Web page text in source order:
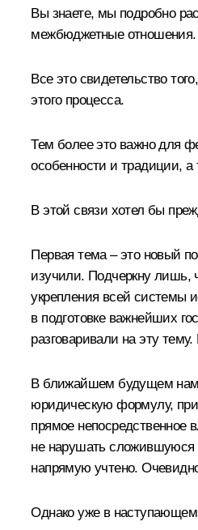
Вы знаете, мы подробно
межбюджетные отношения.
Все это свидетельство
этого процесса.
Тем более это важно для
особенности и традиции, а
В этой связи хотел бы
Первая тема – это новый
изучили. Подчеркну лишь,
укрепления всей системы
в подготовке важнейших
разговаривали на эту
В ближайшем будущем нам
юридическую формулу, при
прямое непосредственное
не нарушать сложившуюся
напрямую учтено.
Однако уже в наступающем